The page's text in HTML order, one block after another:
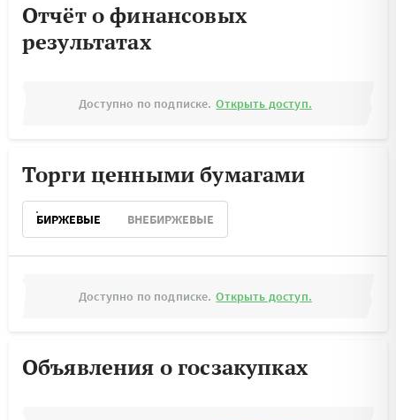
Отчёт о финансовых
результатах
Доступно по подписке. Открыть доступ.
Торги ценными бумагами
БИРЖЕВЫЕ ВНЕБИРЖЕВЫЕ
Доступно по подписке. Открыть доступ.
Объявления о госзакупках